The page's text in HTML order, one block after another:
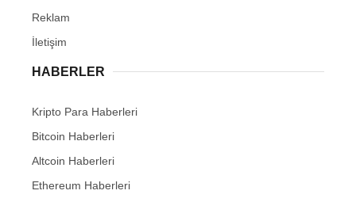
Reklam
İletişim
HABERLER
Kripto Para Haberleri
Bitcoin Haberleri
Altcoin Haberleri
Ethereum Haberleri